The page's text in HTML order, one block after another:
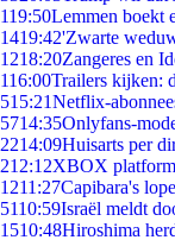
119:50Lemmen boekt
1419:42'Zwarte
1218:20Zangeres en
116:00Trailers kijken:
515:21Netflix-
5714:35Onlyfans-
2214:09Huisarts per
212:12XBOX
1211:27Capibara's
5110:59Israël meldt
1510:48Hiroshima